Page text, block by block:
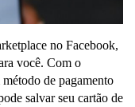
no Facebook,
você. Com o
de pagamento
salvar seu cartão de